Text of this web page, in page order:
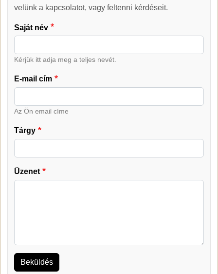
Kapcsolat
velünk a kapcsolatot, vagy feltenni kérdéseit.
Saját név
Kérjük itt adja meg a teljes nevét.
E-mail cím
Az Ön email címe
Tárgy
Üzenet